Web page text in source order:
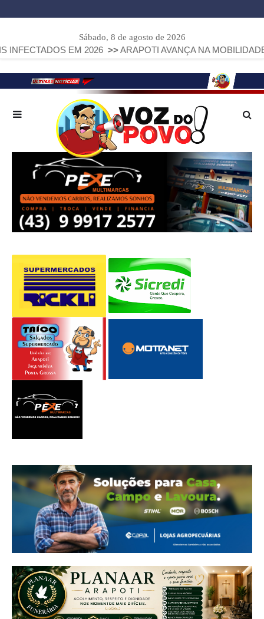
Sábado, 8 de agosto de 2026
EM 2026 >>ARAPOTI AVANÇA NA MOBILIDADE URBANA